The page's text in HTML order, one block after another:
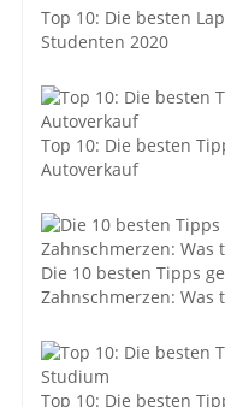
Top 10: Die besten
Studenten 2020
Top 10: Die besten
Autoverkauf
Die 10 besten Tipps
Zahnschmerzen: Was
Top 10: Die besten